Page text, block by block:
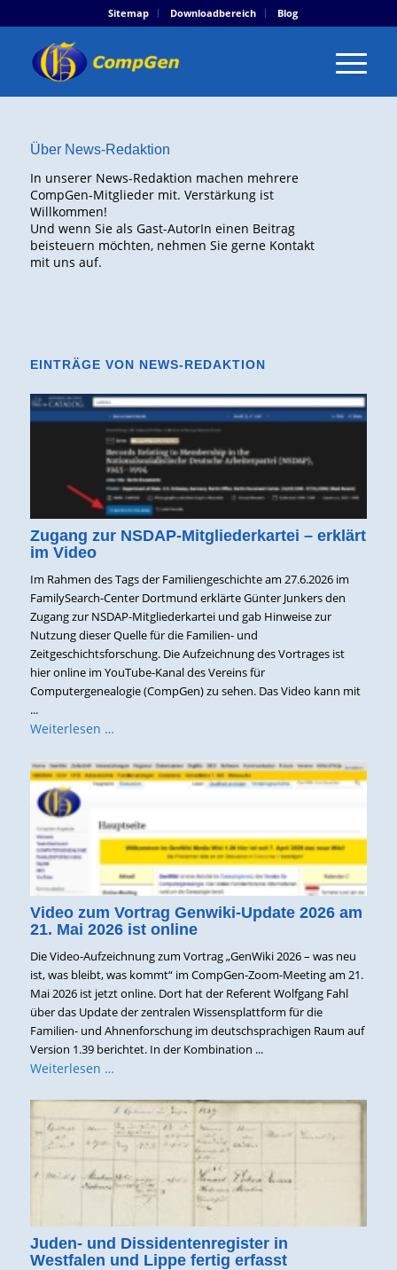
Sitemap Downloadbereich Blog
Über News-Redaktion
In unserer News-Redaktion machen mehrere
CompGen-Mitglieder mit. Verstärkung ist
Willkommen!
Und wenn Sie als Gast-AutorIn einen Beitrag
beisteuern möchten, nehmen Sie gerne Kontakt
mit uns auf.
EINTRÄGE VON NEWS-REDAKTION
Zugang zur NSDAP-Mitgliederkartei – erklärt
im Video
Im Rahmen des Tags der Familiengeschichte am 27.6.2026 im
FamilySearch-Center Dortmund erklärte Günter Junkers den
Zugang zur NSDAP-Mitgliederkartei und gab Hinweise zur
Nutzung dieser Quelle für die Familien- und
Zeitgeschichtsforschung. Die Aufzeichnung des Vortrages ist
hier online im YouTube-Kanal des Vereins für
Computergenealogie (CompGen) zu sehen. Das Video kann mit
...
Weiterlesen …
Video zum Vortrag Genwiki-Update 2026 am
21. Mai 2026 ist online
Die Video-Aufzeichnung zum Vortrag „GenWiki 2026 – was neu
ist, was bleibt, was kommt“ im CompGen-Zoom-Meeting am 21.
Mai 2026 ist jetzt online. Dort hat der Referent Wolfgang Fahl
über das Update der zentralen Wissensplattform für die
Familien- und Ahnenforschung im deutschsprachigen Raum auf
Version 1.39 berichtet. In der Kombination ...
Weiterlesen …
Juden- und Dissidentenregister in
Westfalen und Lippe fertig erfasst